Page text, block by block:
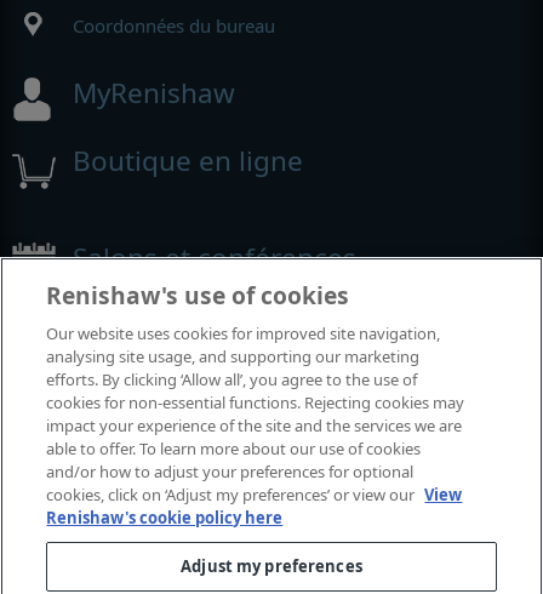
Coordonnées du bureau
MyRenishaw
Boutique en ligne
Salons et conférences
© 2001-2026 Renishaw plc. Tous droits réservés.
Renishaw's use of cookies
Our website uses cookies for improved site navigation,
analysing site usage, and supporting our marketing
efforts. By clicking ‘Allow all’, you agree to the use of
cookies for non-essential functions. Rejecting cookies may
impact your experience of the site and the services we are
able to offer. To learn more about our use of cookies
and/or how to adjust your preferences for optional
cookies, click on ‘Adjust my preferences’ or view our View
Renishaw's cookie policy here
Adjust my preferences